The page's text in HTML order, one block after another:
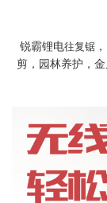
锐霸锂电往复锯
剪，园林养护，